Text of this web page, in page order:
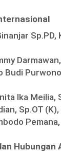
Sp.PD,
Budi
Ika Meilia,
Sp.OT
Pemana,
Hubungan